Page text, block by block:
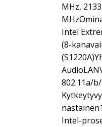
MHz,
Intel
(8-
802.11a/
Intel-